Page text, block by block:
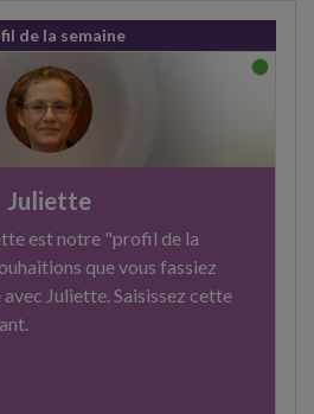
de la semaine
Juliette
est notre "profil de la
que vous fassiez
Juliette. Saisissez cette